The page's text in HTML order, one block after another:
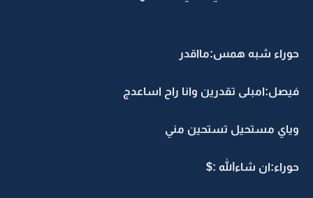
حوراء شبه همس:مااقدر
فيصل:امبلى تقدرين وانا راح اساعدج
وياي مستحيل تستحين مني
حوراء:ان شاءالله :$